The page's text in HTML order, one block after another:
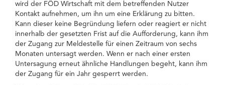
wird der FÖD Wirtschaft mit dem betreffenden Nutzer
Kontakt aufnehmen, um ihn um eine Erklärung zu bitten.
Kann dieser keine Begründung liefern oder reagiert er nicht
innerhalb der gesetzten Frist auf die Aufforderung, kann ihm
der Zugang zur Meldestelle für einen Zeitraum von sechs
Monaten untersagt werden. Wenn er nach einer ersten
Untersagung erneut ähnliche Handlungen begeht, kann ihm
der Zugang für ein Jahr gesperrt werden.